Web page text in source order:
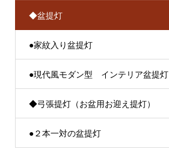
◆盆提灯
●家紋入り盆提灯
●現代風モダン型 インテリア盆提灯
◆弓張提灯（お盆用お迎え提灯）
●２本一対の盆提灯